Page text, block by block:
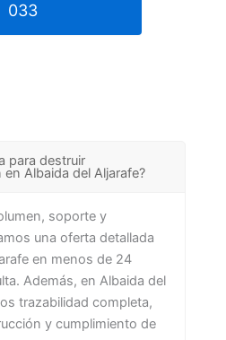
033
para destruir
Albaida del Aljarafe?
soporte y
una oferta detallada
en menos de 24
Además, en Albaida del
trazabilidad completa,
y cumplimiento de